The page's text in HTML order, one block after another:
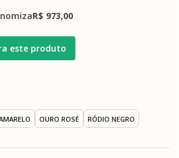
R$ 973,00
este produto
OURO ROSÉ RÓDIO NEGRO